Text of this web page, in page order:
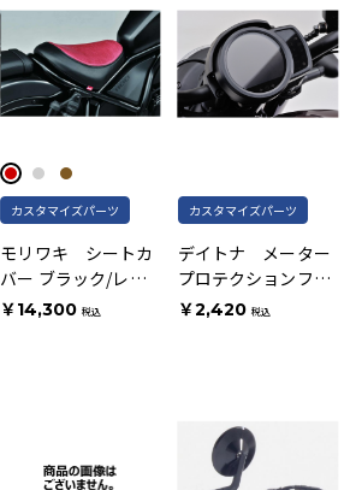
カスタマイズパーツ
モリワキ シートカ
バー ブラック/レッ
ド
￥14,300 税込
カスタマイズパーツ
デイトナ メーター
プロテクションフィ
ルム クリアー
￥2,420 税込